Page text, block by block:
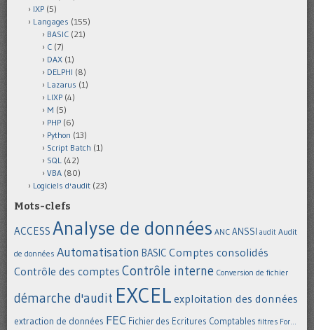
IXP (5)
Langages (155)
BASIC (21)
C (7)
DAX (1)
DELPHI (8)
Lazarus (1)
LIXP (4)
M (5)
PHP (6)
Python (13)
Script Batch (1)
SQL (42)
VBA (80)
Logiciels d'audit (23)
Mots-clefs
ACCESS Analyse de données ANC ANSSI audit Audit
de données Automatisation BASIC Comptes consolidés
Contrôle des comptes Contrôle interne Conversion de fichier
démarche d'audit EXCEL exploitation des données
extraction de données FEC Fichier des Ecritures Comptables filtres For...